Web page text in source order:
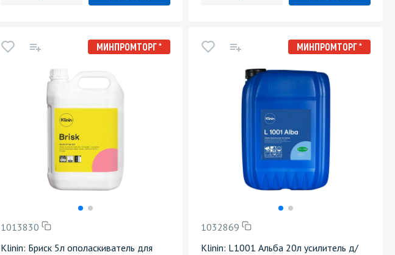
МИНПРОМТОРГ *
1013830
Klinin: Бриск 5л ополаскиватель для
МИНПРОМТОРГ *
1032869
Klinin: L1001 Альба 20л усилитель д/